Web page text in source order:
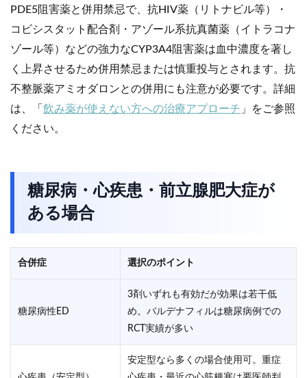
PDE5阻害薬と併用禁忌で、抗HIV薬（リトナビル等）・
コビシスタット配合剤・アゾール系抗真菌薬（イトラコナ
ゾール等）などの強力なCYP3A4阻害薬は血中濃度を著し
く上昇させるため併用禁忌または慎重投与とされます。抗
不整脈薬アミオダロンとの併用にも注意が必要です。詳細
は、「 飲み薬が使えない方への治療アプローチ 」をご参照
ください。
糖尿病・心疾患・前立腺肥大症が
ある場合
合併症 選択のポイント
糖尿病性ED
3剤いずれも有効だが効果は若干低
め。バルデナフィルは糖尿病例での
RCT実績が多い
安定型なら多くの場合使用可。重症